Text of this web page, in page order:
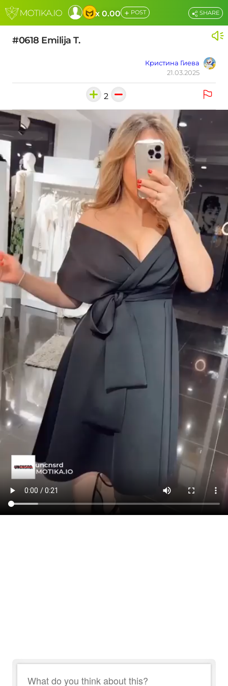
x 0.00 + POST
#0618 Emilija T.
Кристина Гиева
21.03.2025
SHARE
2